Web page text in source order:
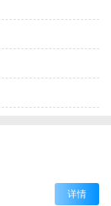
详情